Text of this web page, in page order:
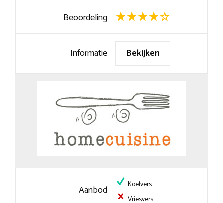
Beoordeling
Informatie Bekijken
Aanbod
Koelvers
Vriesvers